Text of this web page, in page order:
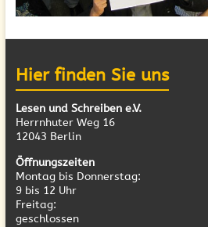
Hier finden Sie uns
Lesen und Schreiben e.V.
Herrnhuter Weg 16
12043 Berlin
Öffnungszeiten
Montag bis Donnerstag:
9 bis 12 Uhr
Freitag:
geschlossen